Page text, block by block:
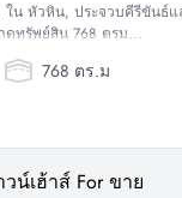
ใน หัวหิน, ประจวบคีรีขันธ์
ดทรัพย์สิน 768 ตรม...
768 ตร.ม